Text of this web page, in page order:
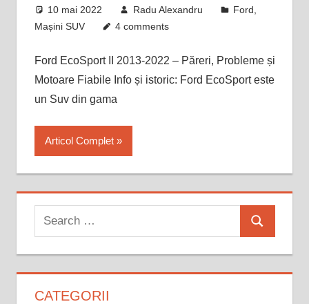
10 mai 2022 Radu Alexandru Ford
Mașini SUV
4 comments
Ford EcoSport II 2013-2022 – Păreri, Probleme și
Motoare Fiabile Info și istoric: Ford EcoSport este
un Suv din gama
Articol Complet
Search
for:
Search
CATEGORII